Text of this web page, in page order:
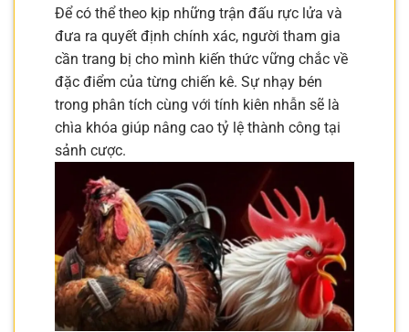
Để có thể theo kịp những trận đấu rực lửa và
đưa ra quyết định chính xác, người tham gia
cần trang bị cho mình kiến thức vững chắc về
đặc điểm của từng chiến kê. Sự nhạy bén
trong phân tích cùng với tính kiên nhẫn sẽ là
chìa khóa giúp nâng cao tỷ lệ thành công tại
sảnh cược.